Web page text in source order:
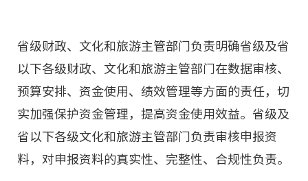
省级财政、文化和旅游主管部门负责明确省级及省
以下各级财政、文化和旅游主管部门在数据审核、
预算安排、资金使用、绩效管理等方面的责任，切
实加强保护资金管理，提高资金使用效益。省级及
省以下各级文化和旅游主管部门负责审核申报资
料，对申报资料的真实性、完整性、合规性负责。